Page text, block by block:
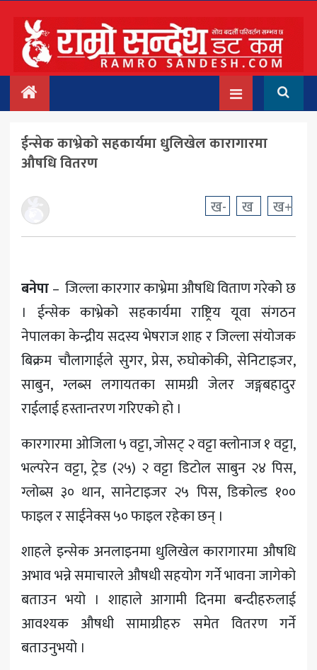
मुख्य
समाचार
देश/प्रदेश
राजनीति
अन्तर्वार्ता
बिजनेस
प्रवास
खेलकुद
मनोरञ्जन
अन्य
ईन्सेक काभ्रेको सहकार्यमा धुलिखेल कारागारमा
औषधि वितरण
ख-
ख ख+
बनेपा– जिल्ला कारगार काभ्रेमा औषधि विताण गरेकोे छ
। ईन्सेक काभ्रेको सहकार्यमा राष्ट्रिय यूवा संगठन
नेपालका केन्द्रीय सदस्य भेषराज शाह र जिल्ला संयोजक
बिक्रम चौलागाईले सुगर, प्रेस, रुघोकोकी, सेनिटाइजर,
साबुन, ग्लब्स लगायतका सामग्री जेलर जङ्गबहादुर
राईलाई हस्तान्तरण गरिएको हो ।
कारगारमा ओजिला ५ वट्टा, जोसट् २ वट्टा क्लोनाज १ वट्टा,
भल्परेन वट्टा, ट्रेड (२५) २ वट्टा डिटोल साबुन २४ पिस,
ग्लोब्स ३० थान, सानेटाइजर २५ पिस, डिकोल्ड १००
फाइल र साईनेक्स ५० फाइल रहेका छन् ।
शाहले इन्सेक अनलाइनमा धुलिखेल कारागारमा औषधि
अभाव भन्ने समाचारले औषधी सहयोग गर्ने भावना जागेको
बताउन भयो । शाहाले आगामी दिनमा बन्दीहरुलाई
आवश्यक औषधी सामाग्रीहरु समेत वितरण गर्ने
बताउनुभयो ।